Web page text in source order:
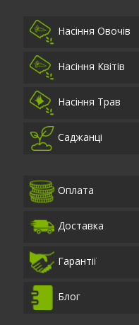
Насіння Овочів
Насіння Квітів
Насіння Трав
Саджанці
Оплата
Доставка
Гарантії
Блог